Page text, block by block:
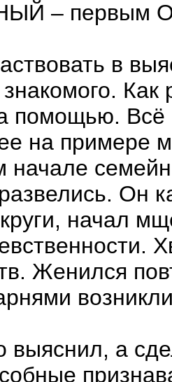
– первым
в
Как
помощью.
на примере
Он
начал
Женился
выяснил, а